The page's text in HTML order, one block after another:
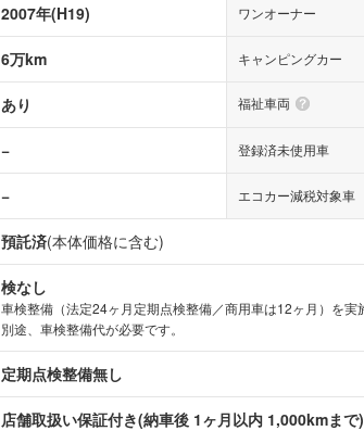
2007年(H19) ワンオーナー
6万km キャンピングカー
あり 福祉車両
− 登録済未使用車
− エコカー減税対象車
預託済(本体価格に含む)
検なし
車検整備（法定24ヶ月定期点検整備／商用車は12ヶ月）を実
別途、車検整備代が必要です。
定期点検整備無し
店舗取扱い保証付き(納車後 1ヶ月以内 1,000kmまで)